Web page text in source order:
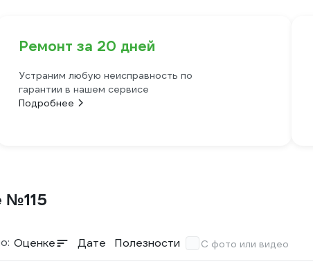
Ремонт за 20 дней
Устраним любую неисправность по
гарантии в нашем сервисе
Подробнее
№115
Оценке Дате Полезности С фото или видео